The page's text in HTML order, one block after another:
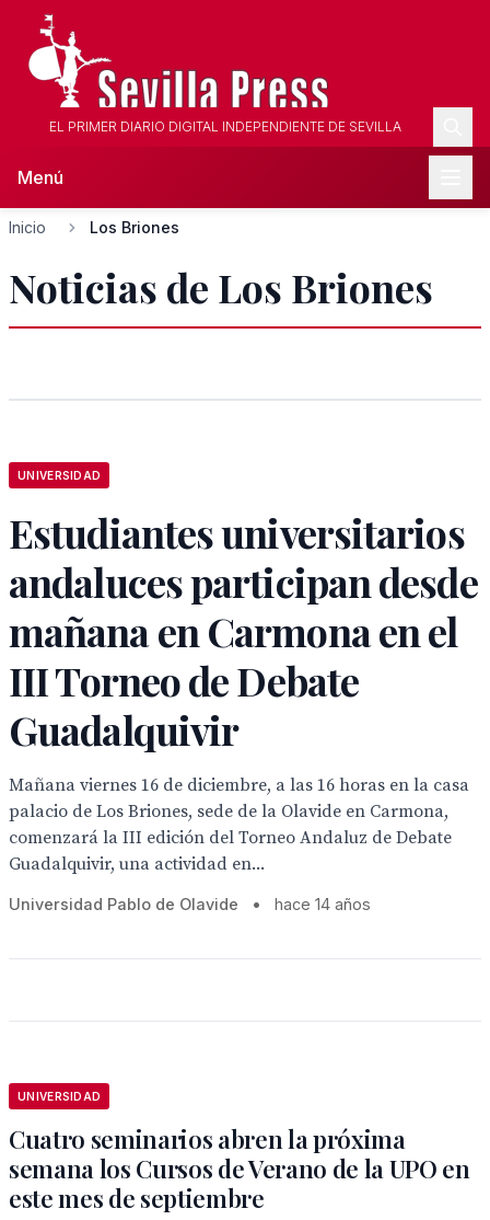
EL PRIMER DIARIO DIGITAL INDEPENDIENTE DE SEVILLA
Menú
Inicio Los Briones
Noticias de Los Briones
UNIVERSIDAD
Estudiantes universitarios
andaluces participan desde
mañana en Carmona en el
III Torneo de Debate
Guadalquivir
Mañana viernes 16 de diciembre, a las 16 horas en la casa
palacio de Los Briones, sede de la Olavide en Carmona,
comenzará la III edición del Torneo Andaluz de Debate
Guadalquivir, una actividad en...
Universidad Pablo de Olavide • hace 14 años
UNIVERSIDAD
Cuatro seminarios abren la próxima
semana los Cursos de Verano de la UPO en
este mes de septiembre